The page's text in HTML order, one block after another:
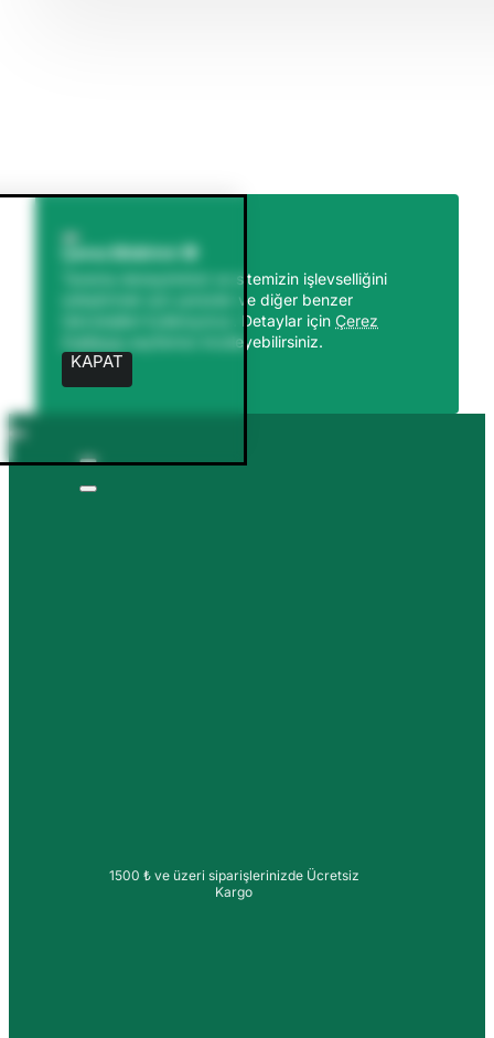
Çerez Bildirimi 🍪
Tarama deneyiminizi ve sitemizin işlevselliğini
iyileştirmek için çerezler ve diğer benzer
teknolojileri kullanıyoruz. Detaylar için Çerez
sayfamızı inceleyebilirsiniz.
KAPAT
1500 ₺ ve üzeri siparişlerinizde Ücretsiz
Kargo